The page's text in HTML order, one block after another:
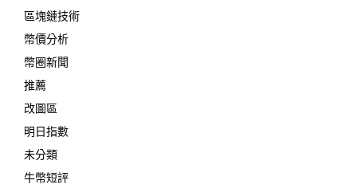
區塊鏈技術
幣價分析
幣圈新聞
推薦
改圖區
明日指數
未分類
牛幣短評